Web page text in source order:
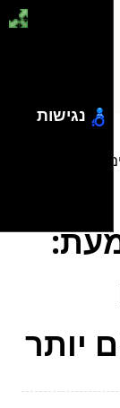
יותר
נגישות